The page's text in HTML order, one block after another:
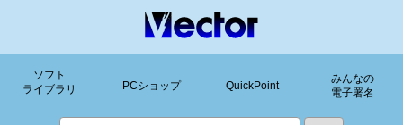
ソフト
ライブラリ
PCショップ QuickPoint
みんなの
電子署名